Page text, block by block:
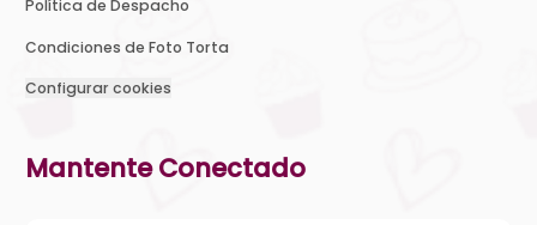
Política de Despacho
Condiciones de Foto Torta
Configurar cookies
Mantente Conectado